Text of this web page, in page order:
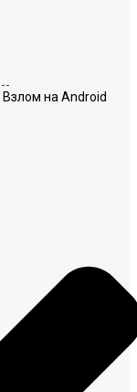
Взлом на Android